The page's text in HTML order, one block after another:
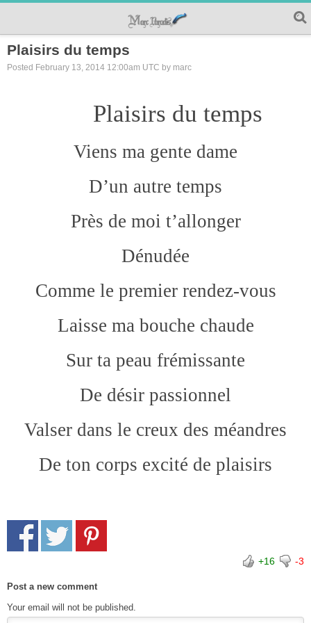
Plaisirs du temps
Posted February 13, 2014 12:00am UTC by marc
Plaisirs du temps
Viens ma gente dame
D’un autre temps
Près de moi t’allonger
Dénudée
Comme le premier rendez-vous
Laisse ma bouche chaude
Sur ta peau frémissante
De désir passionnel
Valser dans le creux des méandres
De ton corps excité de plaisirs
+16 -3
Post a new comment
Your email will not be published.